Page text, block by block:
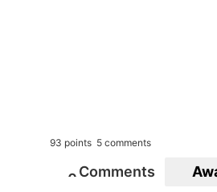
93 points 5 comments
00
Comments